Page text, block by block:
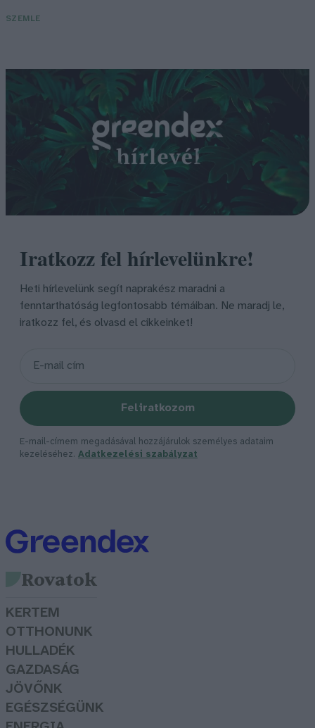
SZEMLE
Iratkozz fel hírlevelünkre!
Heti hírlevelünk segít naprakész maradni a
fenntarthatóság legfontosabb témáiban. Ne maradj le,
iratkozz fel, és olvasd el cikkeinket!
Feliratkozom
E-mail-címem megadásával hozzájárulok személyes adataim
kezeléséhez. Adatkezelési szabályzat
Rovatok
KERTEM
OTTHONUNK
HULLADÉK
GAZDASÁG
JÖVŐNK
EGÉSZSÉGÜNK